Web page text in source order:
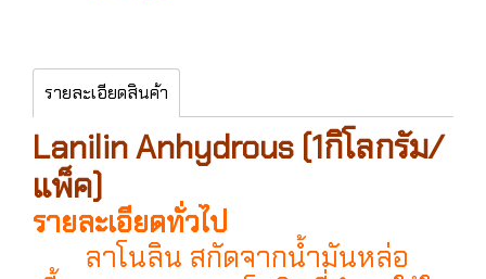
รายละเอียดสินค้า
Lanilin Anhydrous (1กิโลกรัม/
แพ็ค)
รายละเอียดทั่วไป
ลาโนลิน สกัดจากน้ำมันหล่อ